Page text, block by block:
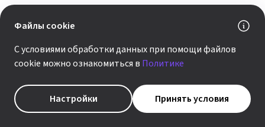
Ольга Гурская:
на несколько конкретных вещей.Первое— насколько
платформа открыта для развития: можно ли быстро
добавить новый процесс, интегрировать внешний
инструмент, не переписывая систему с нуля.Второе
есть ли встроенные ИИ-возможности, а не просто
Файлы cookie
С условиями обработки данных при помощи файлов
cookie можно ознакомиться в Политике
Настройки Принять условия